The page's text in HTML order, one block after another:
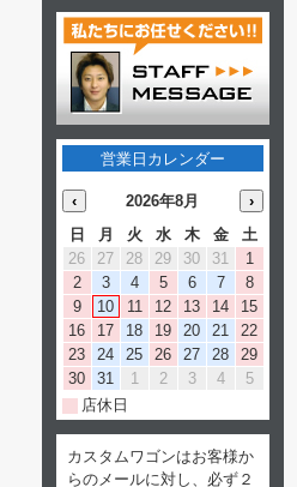
営業日カレンダー
‹ 2026年8月
›
日
月 火 水 木 金
土
26
27 28 29 30 31
1
2
3 4 5 6 7
8
9
10 11 12 13 14
15
16
17 18 19 20 21
22
23
24 25 26 27 28
29
30
31 1 2 3 4
5
店休日
カスタムワゴンはお客様か
らのメールに対し、必ず２